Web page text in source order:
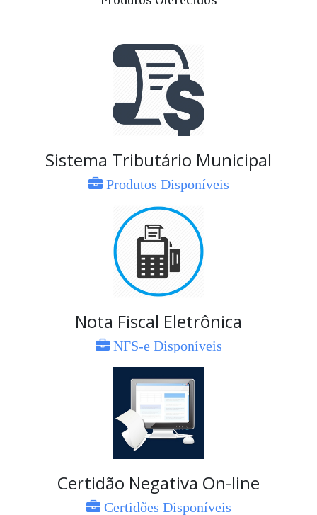
Sistema Tributário Municipal
Produtos Disponíveis
Nota Fiscal Eletrônica
NFS-e Disponíveis
Certidão Negativa On-line
Certidões Disponíveis